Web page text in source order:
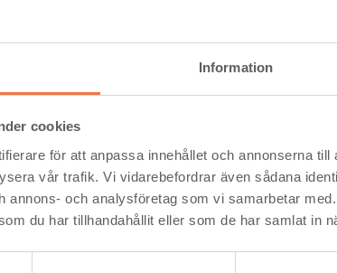
Information
cookies
för att anpassa innehållet och annonserna
vår trafik. Vi vidarebefordrar även sådana
annons- och analysföretag som vi samarbetar
du har tillhandahållit eller som de har samlat in
1 700 (1 288) Mkr vid periodens utgång. I maj
jul-sep (3
2022
Mkr
231 600
efter skatt, Mkr
på operativt kapital, %, RTM
från löpande verksamhet, Mkr305 571
redovisar ingen fullständig bokslutskommuniké.